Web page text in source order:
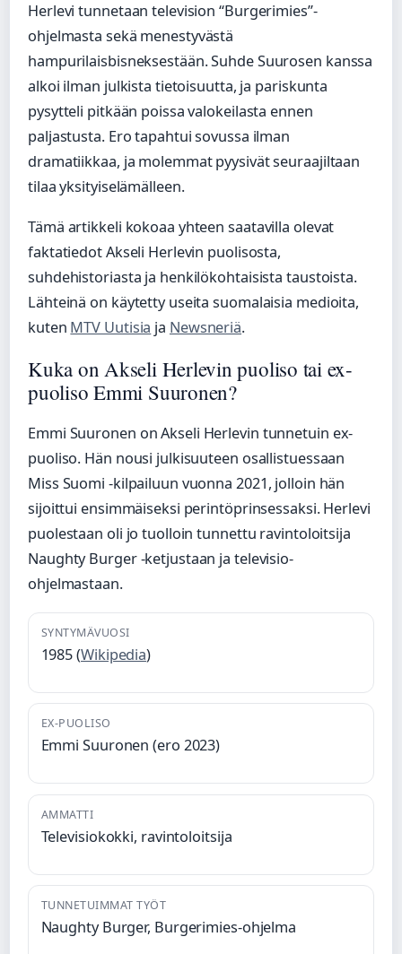
Herlevi tunnetaan television “Burgerimies”-
ohjelmasta sekä menestyvästä
hampurilaisbisneksestään. Suhde Suurosen kanssa
alkoi ilman julkista tietoisuutta, ja pariskunta
pysytteli pitkään poissa valokeilasta ennen
paljastusta. Ero tapahtui sovussa ilman
dramatiikkaa, ja molemmat pyysivät seuraajiltaan
tilaa yksityiselämälleen.
Tämä artikkeli kokoaa yhteen saatavilla olevat
faktatiedot Akseli Herlevin puolisosta,
suhdehistoriasta ja henkilökohtaisista taustoista.
Lähteinä on käytetty useita suomalaisia medioita,
kuten MTV Uutisia ja Newsneriä.
Kuka on Akseli Herlevin puoliso tai ex-
puoliso Emmi Suuronen?
Emmi Suuronen on Akseli Herlevin tunnetuin ex-
puoliso. Hän nousi julkisuuteen osallistuessaan
Miss Suomi -kilpailuun vuonna 2021, jolloin hän
sijoittui ensimmäiseksi perintöprinsessaksi. Herlevi
puolestaan oli jo tuolloin tunnettu ravintoloitsija
Naughty Burger -ketjustaan ja televisio-
ohjelmastaan.
SYNTYMÄVUOSI
1985 (Wikipedia)
EX-PUOLISO
Emmi Suuronen (ero 2023)
AMMATTI
Televisiokokki, ravintoloitsija
TUNNETUIMMAT TYÖT
Naughty Burger, Burgerimies-ohjelma